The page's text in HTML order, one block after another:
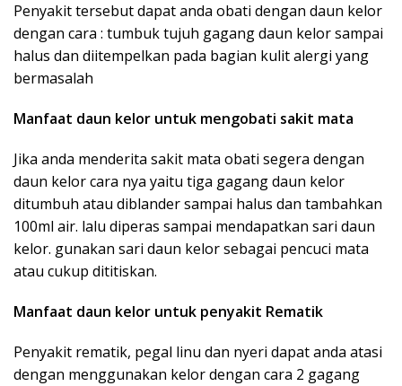
Penyakit tersebut dapat anda obati dengan daun kelor
dengan cara : tumbuk tujuh gagang daun kelor sampai
halus dan diitempelkan pada bagian kulit alergi yang
bermasalah
Manfaat daun kelor untuk mengobati sakit mata
Jika anda menderita sakit mata obati segera dengan
daun kelor cara nya yaitu tiga gagang daun kelor
ditumbuh atau diblander sampai halus dan tambahkan
100ml air. lalu diperas sampai mendapatkan sari daun
kelor. gunakan sari daun kelor sebagai pencuci mata
atau cukup dititiskan.
Manfaat daun kelor untuk penyakit Rematik
Penyakit rematik, pegal linu dan nyeri dapat anda atasi
dengan menggunakan kelor dengan cara 2 gagang